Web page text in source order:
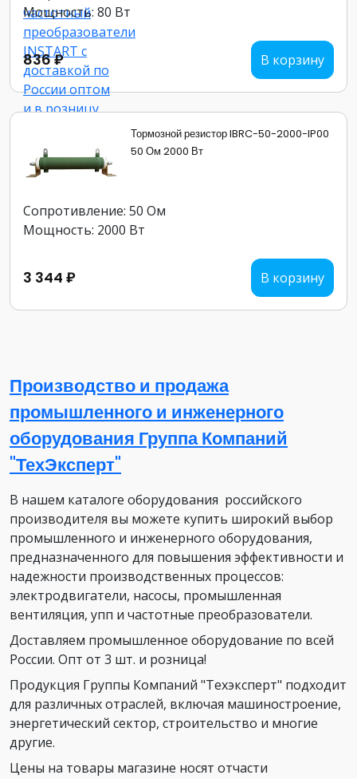
Мощность: 80 Вт
836 ₽ В корзину
Тормозной резистор IBRC-50-2000-IP00
50 Ом 2000 Вт
Сопротивление: 50 Ом
Мощность: 2000 Вт
3 344 ₽ В корзину
Производство и продажа
промышленного и инженерного
оборудования Группа Компаний
"ТехЭксперт"
В нашем каталоге оборудования российского
производителя вы можете купить широкий выбор
промышленного и инженерного оборудования,
предназначенного для повышения эффективности и
надежности производственных процессов:
электродвигатели, насосы, промышленная
вентиляция, упп и частотные преобразователи.
Доставляем промышленное оборудование по всей
России. Опт от 3 шт. и розница!
Продукция Группы Компаний "Техэксперт" подходит
для различных отраслей, включая машиностроение,
энергетический сектор, строительство и многие
другие.
Цены на товары магазине носят отчасти